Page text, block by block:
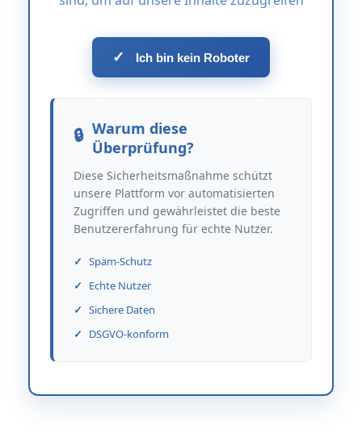
✓ Ich bin kein Roboter
Warum diese
Überprüfung?
Diese Sicherheitsmaßnahme schützt
unsere Plattform vor automatisierten
Zugriffen und gewährleistet die beste
Benutzererfahrung für echte Nutzer.
Spam-Schutz
Echte Nutzer
Sichere Daten
DSGVO-konform